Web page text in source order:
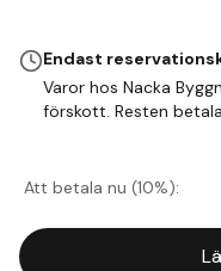
Endast
Varor hos Nacka
förskott. Resten
Att betala nu (10%):